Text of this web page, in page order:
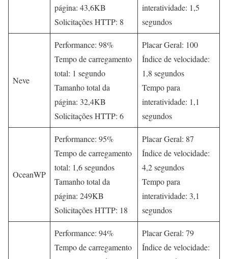
página: 43,6KB
Solicitações HTTP: 8
interatividade: 1,5
segundos
Neve
Performance: 98%
Tempo de carregamento
total: 1 segundo
Tamanho total da
página: 32,4KB
Solicitações HTTP: 6
Placar Geral: 100
Índice de velocidade:
1,8 segundos
Tempo para
interatividade: 1,1
segundos
OceanWP
Performance: 95%
Tempo de carregamento
total: 1,6 segundos
Tamanho total da
página: 249KB
Solicitações HTTP: 18
Placar Geral: 87
Índice de velocidade:
4,2 segundos
Tempo para
interatividade: 3,1
segundos
Performance: 94%
Tempo de carregamento
Placar Geral: 79
Índice de velocidade: